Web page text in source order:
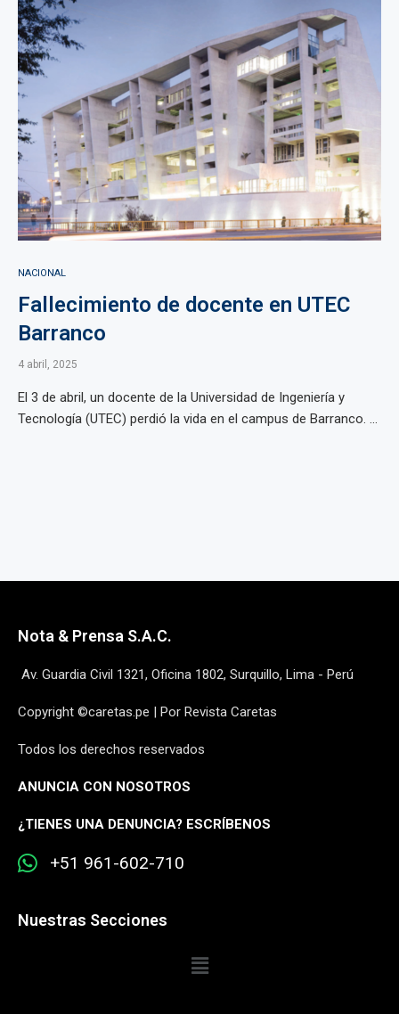
NACIONAL
Fallecimiento de docente en UTEC
Barranco
4 abril, 2025
El 3 de abril, un docente de la Universidad de Ingeniería y
Tecnología (UTEC) perdió la vida en el campus de Barranco. ...
Nota & Prensa S.A.C.
Av. Guardia Civil 1321, Oficina 1802, Surquillo, Lima - Perú
Copyright ©caretas.pe | Por Revista Caretas
Todos los derechos reservados
ANUNCIA CON NOSOTROS
¿TIENES UNA DENUNCIA? ESCRÍBENOS
+51 961-602-710
Nuestras Secciones